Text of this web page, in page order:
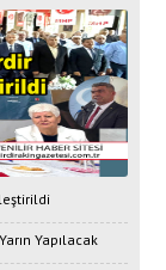
Yapılacak